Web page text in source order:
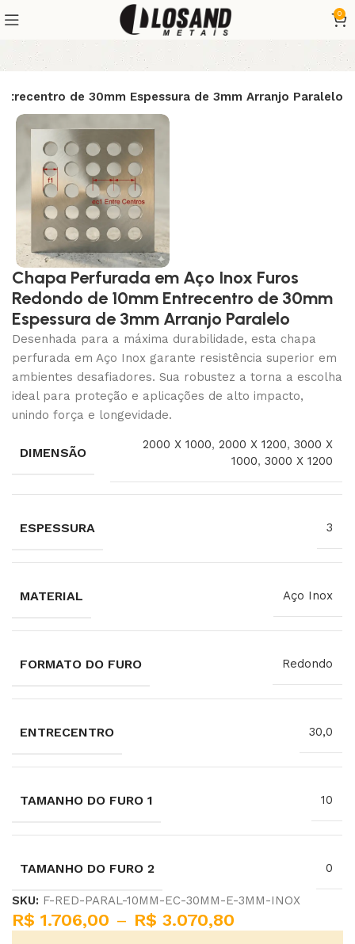
0
de 30mm Espessura de 3mm Arranjo Paralelo
Chapa Perfurada em Aço Inox Furos
Redondo de 10mm Entrecentro de 30mm
Espessura de 3mm Arranjo Paralelo
Desenhada para a máxima durabilidade, esta chapa
perfurada em Aço Inox garante resistência superior em
ambientes desafiadores. Sua robustez a torna a escolha
ideal para proteção e aplicações de alto impacto,
unindo força e longevidade.
DIMENSÃO
2000 X 1000,2000 X 1200,3000 X
1000,3000 X 1200
ESPESSURA 3
MATERIAL Aço Inox
FORMATO DO FURO Redondo
ENTRECENTRO 30,0
TAMANHO DO FURO 1 10
TAMANHO DO FURO 2 0
SKU: F-RED-PARAL-10MM-EC-30MM-E-3MM-INOX
R$ 1.706,00 – R$ 3.070,80